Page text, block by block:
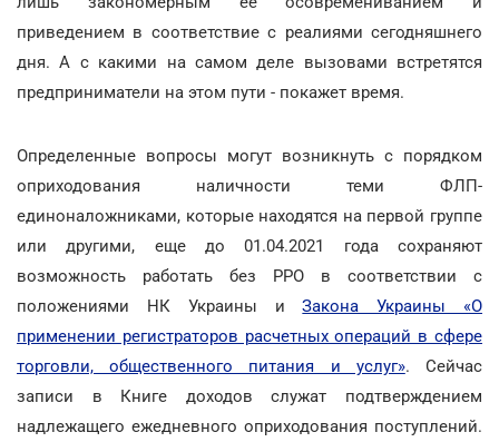
приведением в соответствие с реалиями сегодняшнего
дня. А с какими на самом деле вызовами встретятся
предприниматели на этом пути - покажет время.
Определенные вопросы могут возникнуть с порядком
оприходования наличности теми ФЛП-
единоналожниками, которые находятся на первой группе
или другими, еще до 01.04.2021 года сохраняют
возможность работать без РРО в соответствии с
положениями НК Украины иЗакона Украины «О
применении регистраторов расчетных операций в сфере
торговли, общественного питания и услуг». Сейчас
записи в Книге доходов служат подтверждением
надлежащего ежедневного оприходования поступлений.